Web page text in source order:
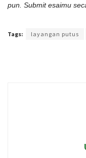
pun. Submit esaimu
Tags: layangan putus